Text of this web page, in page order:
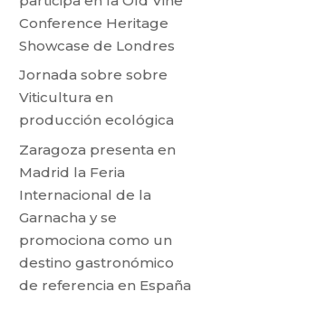
Conference Heritage
Showcase de Londres
Jornada sobre sobre
Viticultura en
producción ecológica
Zaragoza presenta en
Madrid la Feria
Internacional de la
Garnacha y se
promociona como un
destino gastronómico
de referencia en España